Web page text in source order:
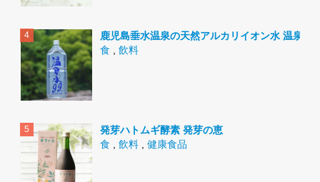
鹿児島垂水温泉の天然アルカリイオン水 温泉水
食
飲料
発芽ハトムギ酵素 発芽の恵
食
飲料 健康食品